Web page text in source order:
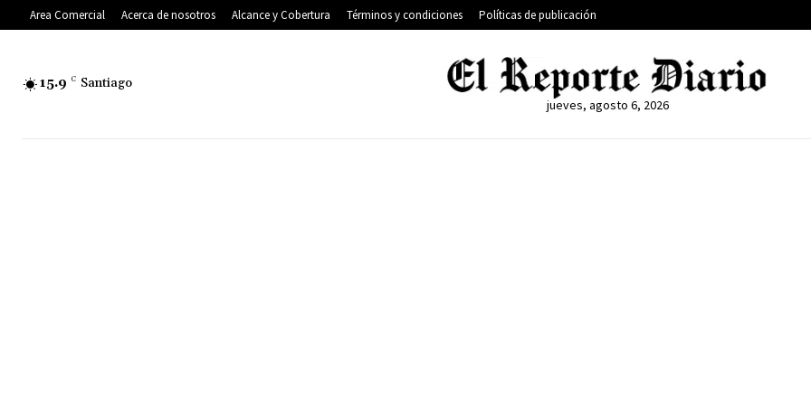
Area Comercial Acerca de nosotros Alcance y Cobertura Términos y condiciones Políticas de publicación
15.9 C Santiago
jueves, agosto 6, 2026